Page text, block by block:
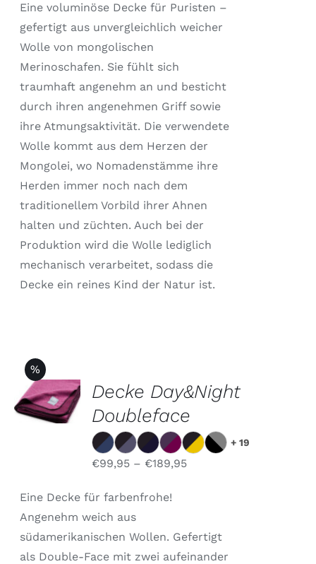
OPTIONEN
KÖNNEN
AUF
DER
PRODUKTSEITE
GEWÄHLT
WERDEN
Eine voluminöse Decke für Puristen –
gefertigt aus unvergleichlich weicher
Wolle von mongolischen
Merinoschafen. Sie fühlt sich
traumhaft angenehm an und besticht
durch ihren angenehmen Griff sowie
ihre Atmungsaktivität. Die verwendete
Wolle kommt aus dem Herzen der
Mongolei, wo Nomadenstämme ihre
Herden immer noch nach dem
traditionellem Vorbild ihrer Ahnen
halten und züchten. Auch bei der
Produktion wird die Wolle lediglich
mechanisch verarbeitet, sodass die
Decke ein reines Kind der Natur ist.
%
AUSFÜHRUNG
WÄHLEN
DIESES
PRODUKT
VARIANTEN
DIE
OPTIONEN
KÖNNEN
AUF
DER
PRODUKTSEITE
/
DETAILS
Decke Day&Night
Doubleface
+ 19
€99,95 – €189,95
Eine Decke für farbenfrohe!
Angenehm weich aus
südamerikanischen Wollen. Gefertigt
als Double-Face mit zwei aufeinander